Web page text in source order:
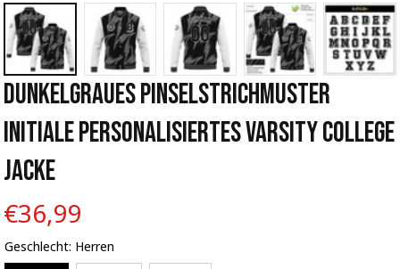
Dunkelgraues Pinselstrichmuster
Initiale Personalisiertes Varsity College
Jacke
€36,99
Geschlecht: Herren